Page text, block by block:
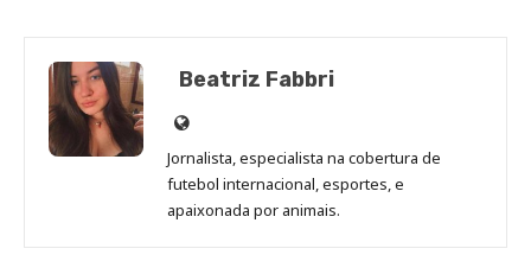
Beatriz Fabbri
Site
de
Beatriz
Fabbri
Jornalista, especialista na cobertura de
futebol internacional, esportes, e
apaixonada por animais.